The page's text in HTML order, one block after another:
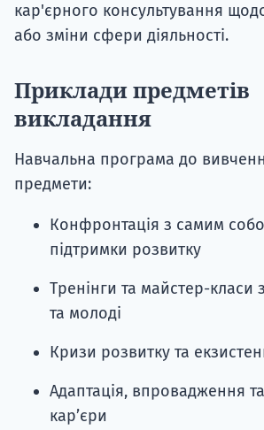
кар'єрного консультування
або зміни сфери діяльності.
Приклади предметів
викладання
Навчальна програма до
предмети:
Конфронтація з самим
підтримки розвитку
Тренінги та майстер-класи
та молоді
Кризи розвитку та
Адаптація, впровадження
кар’єри